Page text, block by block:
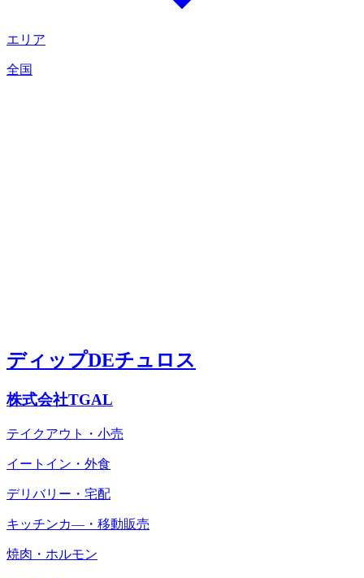
エリア
全国
ディップDEチュロス
株式会社TGAL
テイクアウト・小売
イートイン・外食
デリバリー・宅配
キッチンカ―・移動販売
焼肉・ホルモン